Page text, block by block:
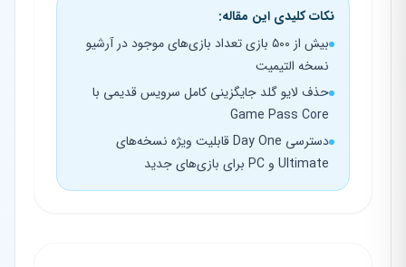
نکات کلیدی این مقاله:
بیش از ۵۰۰ بازی تعداد بازی‌های موجود در آرشیو
نسخه التیمیت
حذف لایو گلد جایگزینی کامل سرویس قدیمی با
Game Pass Core
دسترسی Day One قابلیت ویژه نسخه‌های
Ultimate و PC برای بازی‌های جدید